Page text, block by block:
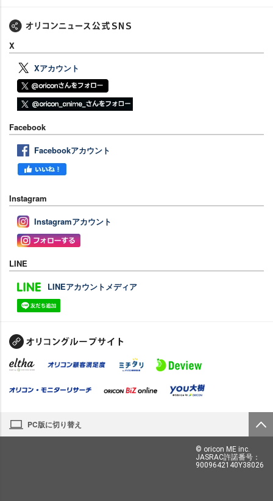
X
Xアカウント
Facebook
Facebookアカウント
Instagram
Instagramアカウント
LINE
LINEアカウントメディア
PC版に切り替え
© oricon ME inc.
JASRAC許諾番号：
9009642140Y38026